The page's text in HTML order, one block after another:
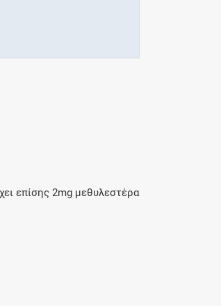
επίσης 2mg μεθυλεστέρα